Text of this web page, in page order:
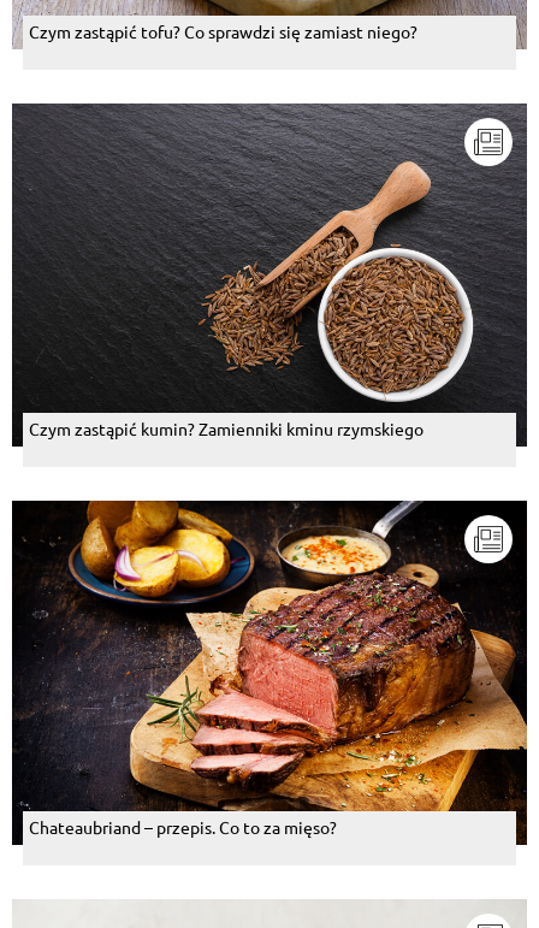
Czym zastąpić tofu? Co sprawdzi się zamiast niego?
Czym zastąpić kumin? Zamienniki kminu rzymskiego
Chateaubriand – przepis. Co to za mięso?